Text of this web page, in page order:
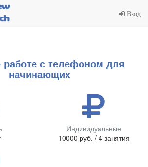
Вход
работе с телефоном для
начинающих
Индивидуальные
10000 руб. / 4 занятия